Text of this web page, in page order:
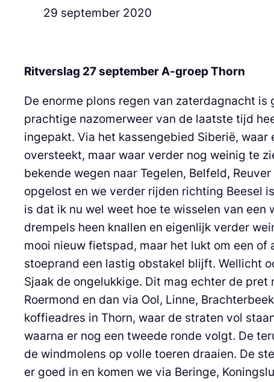
29 september 2020
Ritverslag 27 september A-groep Thorn
De enorme plons regen van zaterdagnacht
prachtige nazomerweer van de laatste tijd
ingepakt. Via het kassengebied Siberië,
oversteekt, maar waar verder nog weinig te
bekende wegen naar Tegelen, Belfeld,
opgelost en we verder rijden richting Beesel
is dat ik nu wel weet hoe te wisselen van
drempels heen knallen en eigenlijk verder
mooi nieuw fietspad, maar het lukt om een
stoeprand een lastig obstakel blijft. Wellicht
Sjaak de ongelukkige. Dit mag echter de
Roermond en dan via Ool, Linne,
koffieadres in Thorn, waar de straten vol
waarna er nog een tweede ronde volgt. De
de windmolens op volle toeren draaien. De
er goed in en komen we via Beringe,